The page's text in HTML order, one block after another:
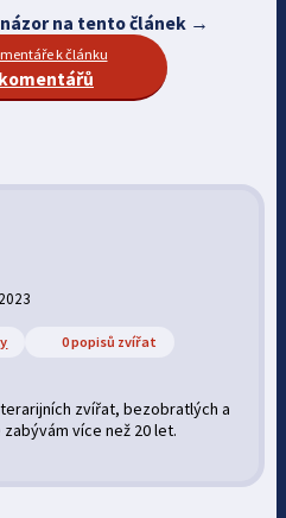
na tento článek →
k článku
0 popisů zvířat
zvířat, bezobratlých a
více než 20 let.